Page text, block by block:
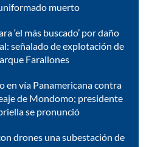
muerto
‘el más buscado’ por daño
señalado de explotación de
Farallones
en vía Panamericana contra
de Mondomo; presidente
se pronunció
drones una subestación de